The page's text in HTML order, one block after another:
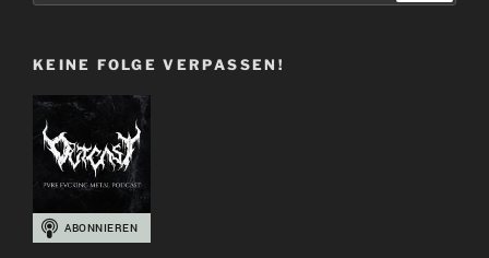
KEINE FOLGE VERPASSEN!